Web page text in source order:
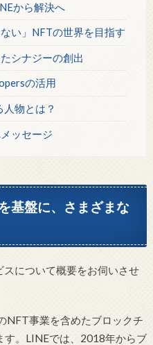
から解決へ
い」NFTの世界を目指す
シナジーの創出
の活用
人物とは？
ッセージ
基盤に、さまざまな
について概要をお伺いさせ
NFT事業を含めたブロックチ
す。LINEでは、2018年からブ